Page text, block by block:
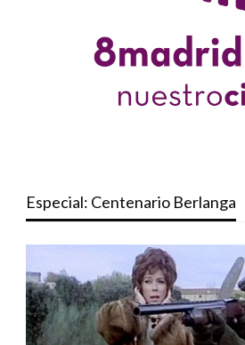
Especial: Centenario Berlanga